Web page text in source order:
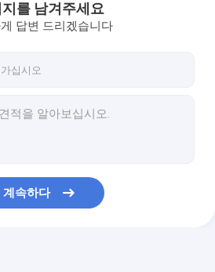
를 남겨주세요
답변 드리겠습니다
계속하다